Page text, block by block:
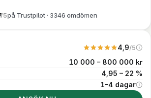
/5på Trustpilot· 3346 omdömen
4,9/5
Vårt eget betyg.
10 000 – 800 000 kr
4,95 – 22 %
1–4 dagar
Utbetalning